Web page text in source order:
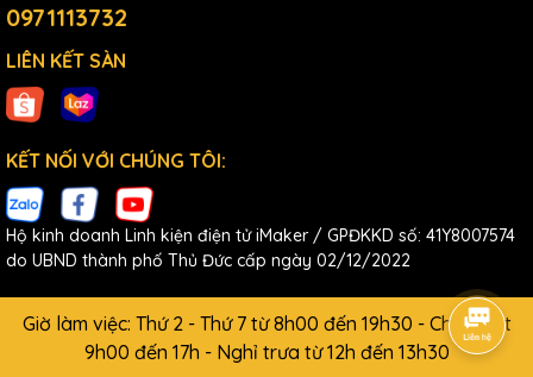
0971113732
LIÊN KẾT SÀN
KẾT NỐI VỚI CHÚNG TÔI:
Hộ kinh doanh Linh kiện điện tử iMaker / GPĐKKD số: 41Y8007574
do UBND thành phố Thủ Đức cấp ngày 02/12/2022
Giờ làm việc: Thứ 2 - Thứ 7 từ 8h00 đến 19h30 - Chủ Nhật
9h00 đến 17h - Nghỉ trưa từ 12h đến 13h30